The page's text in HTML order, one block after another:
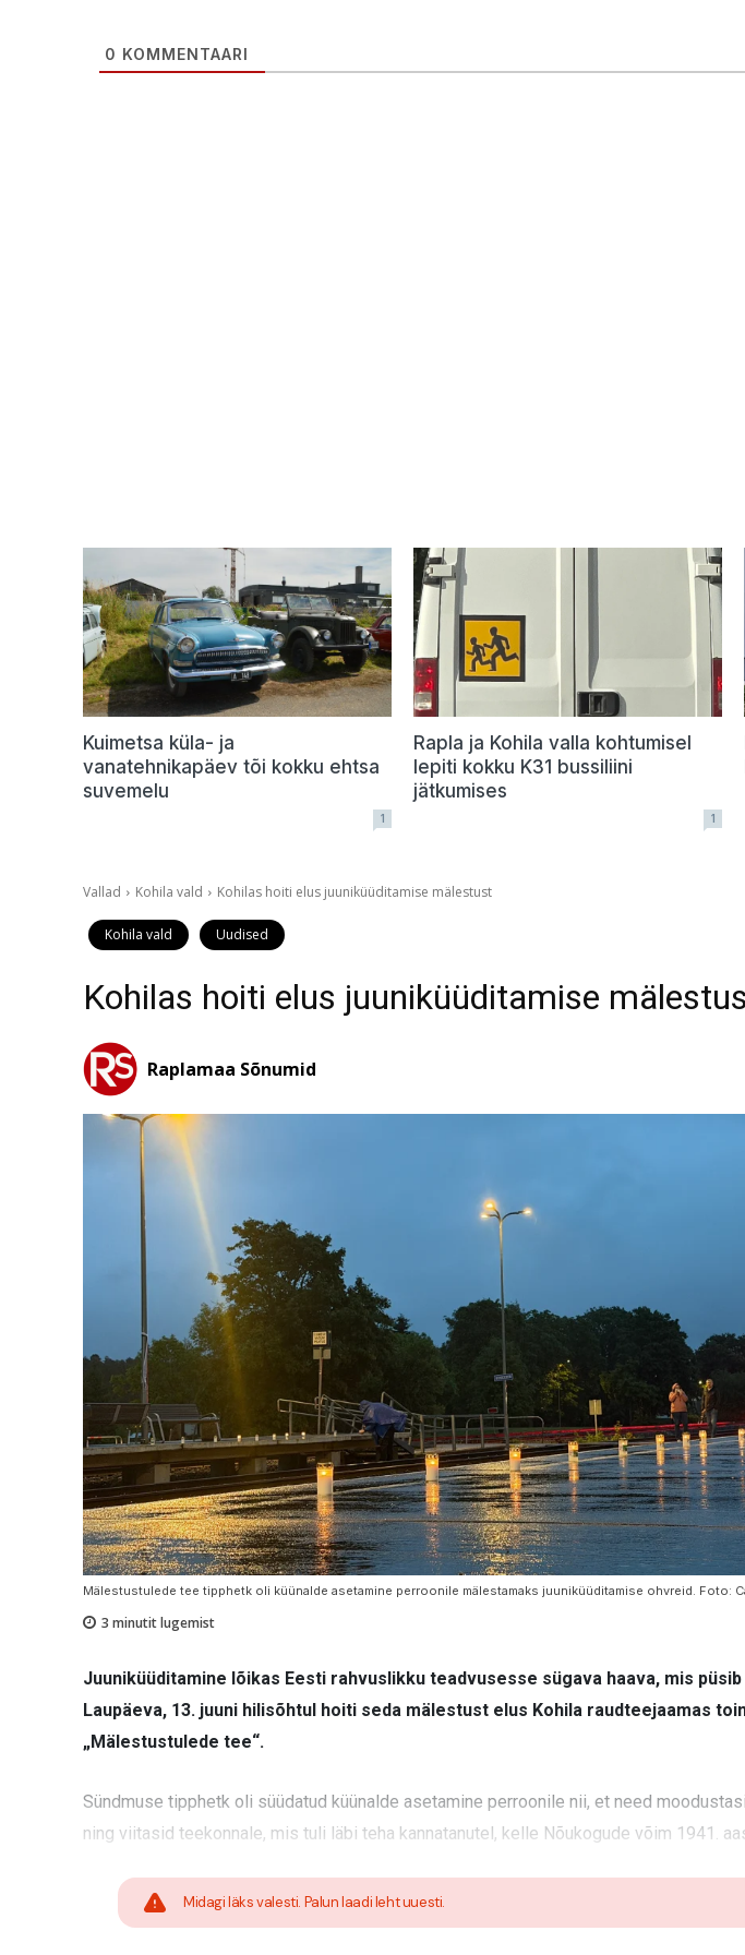
0 KOMMENTAARI
Kuimetsa küla- ja
vanatehnikapäev tõi kokku ehtsa
suvemelu
1
Rapla ja Kohila valla kohtumisel
lepiti kokku K31 bussiliini
jätkumises
1